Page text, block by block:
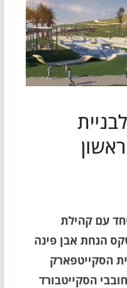
עם קהילת
הנחת אבן פינה
הסקייטפארק
הסקייטבורד